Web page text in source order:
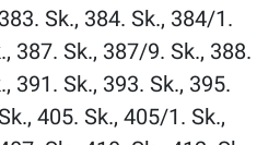
Sk., 384. Sk., 384/1.
387. Sk., 387/9. Sk., 388.
391. Sk., 393. Sk., 395.
405. Sk., 405/1. Sk.,